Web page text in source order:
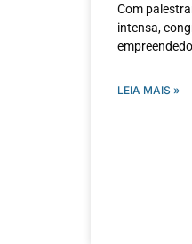
Com
intensa,
LEIA MAIS »